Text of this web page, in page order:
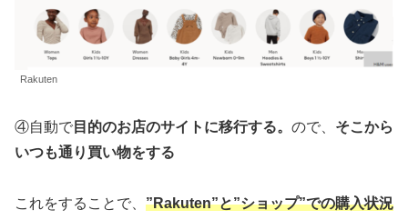
Rakuten
④自動で 目的のお店のサイトに移行する。 ので、 そこから
いつも通り買い物をする
これをすることで、 ”Rakuten”と”ショップ”での購入状況